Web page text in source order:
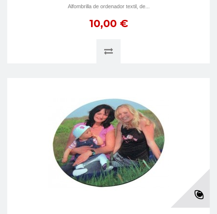
Alfombrilla de ordenador textil, de...
10,00 €